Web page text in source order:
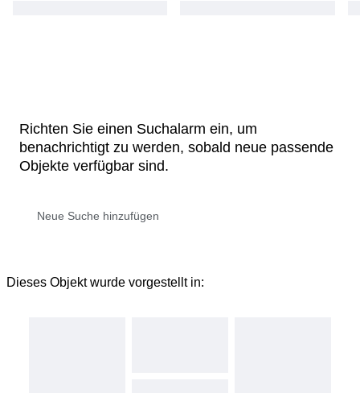
Richten Sie einen Suchalarm ein, um
benachrichtigt zu werden, sobald neue passende
Objekte verfügbar sind.
Dieses Objekt wurde vorgestellt in: